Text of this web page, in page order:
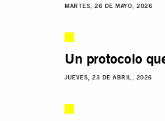
MARTES, 26 DE MAYO, 2026
Un protocolo
JUEVES, 23 DE ABRIL, 2026